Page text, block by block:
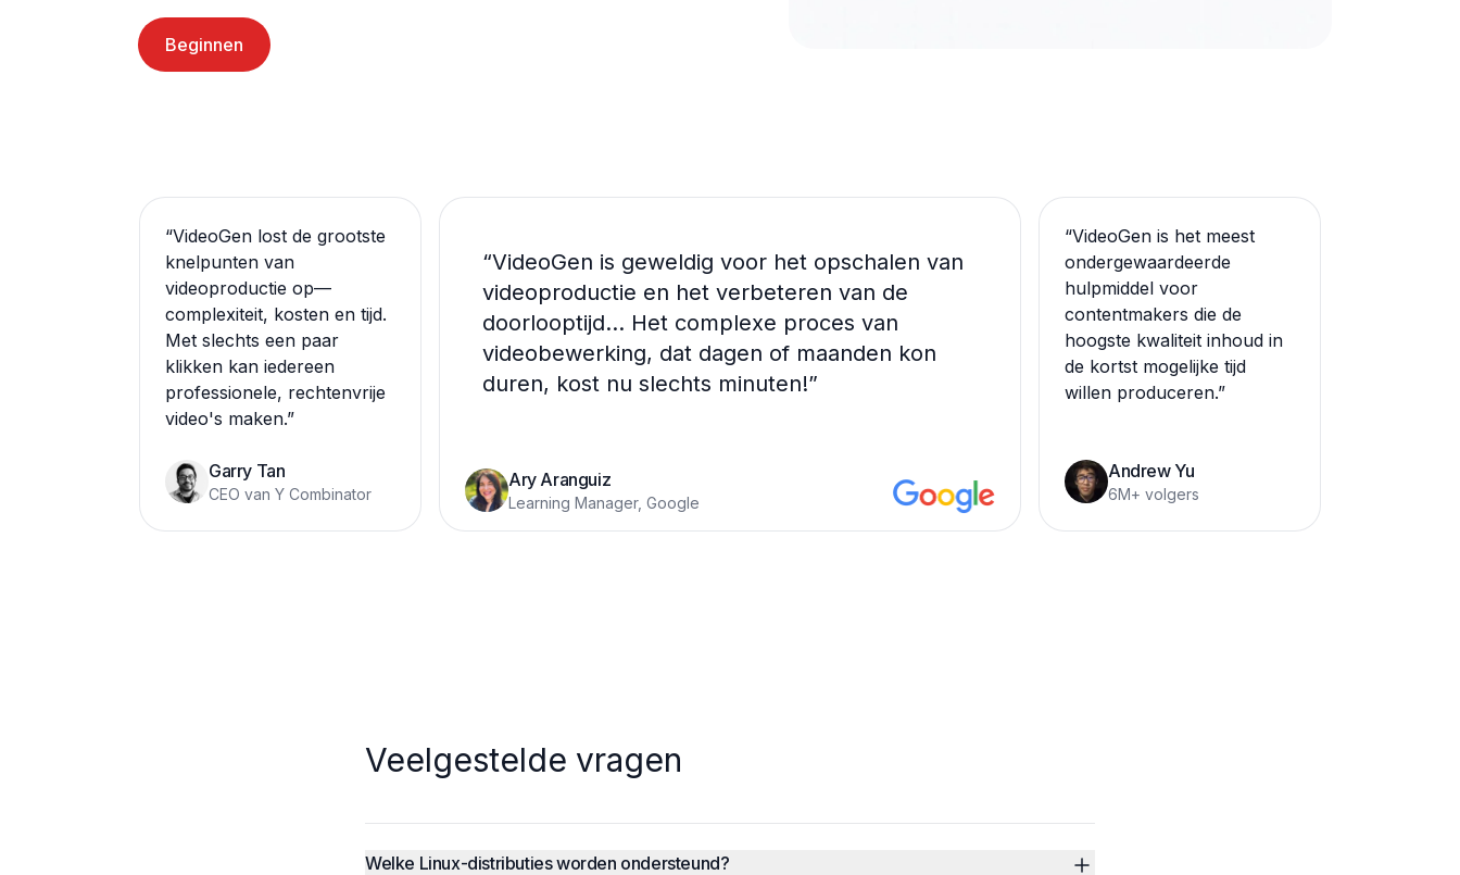
Beginnen
“VideoGen is geweldig voor het opschalen van
videoproductie en het verbeteren van de
doorlooptijd... Het complexe proces van
videobewerking, dat dagen of maanden kon
duren, kost nu slechts minuten!”
Ary Aranguiz
Learning Manager, Google
“VideoGen lost de grootste
knelpunten van
videoproductie op—
complexiteit, kosten en tijd.
Met slechts een paar
klikken kan iedereen
professionele, rechtenvrije
video's maken.”
Garry Tan
CEO van Y Combinator
“VideoGen is het meest
ondergewaardeerde
hulpmiddel voor
contentmakers die de
hoogste kwaliteit inhoud in
de kortst mogelijke tijd
willen produceren.”
Andrew Yu
6M+ volgers
Veelgestelde vragen
Welke Linux-distributies worden ondersteund?